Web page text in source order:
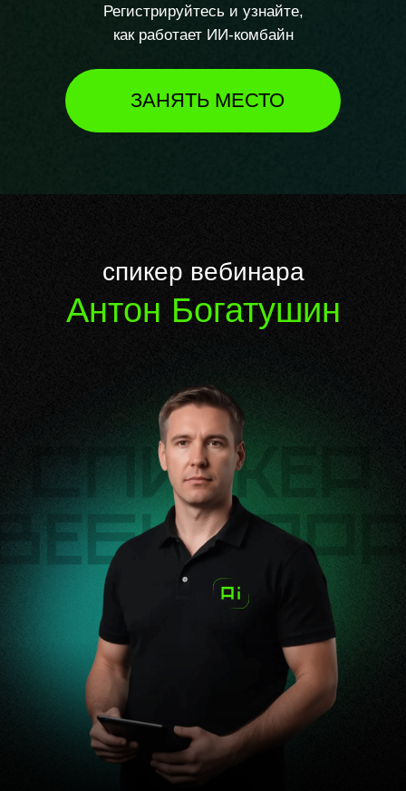
Регистрируйтесь и узнайте,
как работает ИИ-комбайн
ЗАНЯТЬ МЕСТО
спикер вебинара
Антон Богатушин